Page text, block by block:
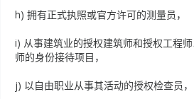
h) 拥有正式执照或官方许可的测量员，
i) 从事建筑业的授权建筑师和授权工程
师的身份接待项目，
j) 以自由职业从事其活动的授权检查员，